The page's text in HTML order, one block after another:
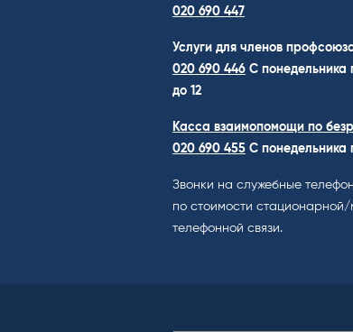
020 690 447
Услуги для членов
020 690 446 C понедельника
до 12
Касса взаимопомощи по
020 690 455 С понедельника
Звонки на служебные
по стоимости стационарной/
телефонной связи.